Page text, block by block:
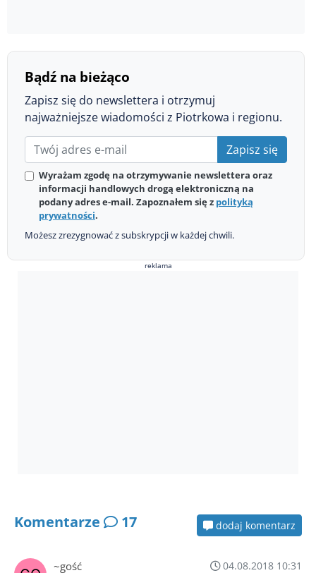
Bądź na bieżąco
Zapisz się do newslettera i otrzymuj
najważniejsze wiadomości z Piotrkowa i regionu.
Zapisz się
Wyrażam zgodę na otrzymywanie newslettera oraz
informacji handlowych drogą elektroniczną na
podany adres e-mail. Zapoznałem się z polityką
prywatności.
Możesz zrezygnować z subskrypcji w każdej chwili.
reklama
Komentarze 17 dodaj komentarz
~gość 04.08.2018 10:31